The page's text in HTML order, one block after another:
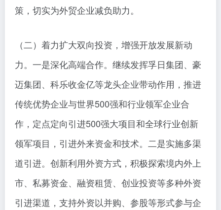
策，切实为外贸企业减负助力。
（二）着力扩大双向投资，增强开放发展新动
力。一是深化高端合作。继续发挥孚日集团、豪
迈集团、科乐收金亿等龙头企业带动作用，推进
传统优势企业与世界500强和行业领军企业合
作，定点定向引进500强大项目和全球行业创新
领军项目，引进外来资金和技术。二是实施多渠
道引进。创新利用外资方式，积极探索境内外上
市、私募资金、融资租赁、创业投资等多种外资
引进渠道，支持外资以并购、参股等形式参与企